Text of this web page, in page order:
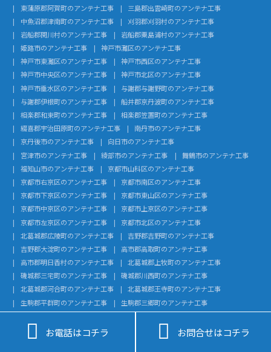
東蒲原郡阿賀町のアンテナ工事
三島郡出雲崎町のアンテナ工事
中魚沼郡津南町のアンテナ工事
刈羽郡刈羽村のアンテナ工事
岩船郡関川村のアンテナ工事
岩船郡粟島浦村のアンテナ工事
姫路市のアンテナ工事
神戸市灘区のアンテナ工事
神戸市東灘区のアンテナ工事
神戸市西区のアンテナ工事
神戸市中央区のアンテナ工事
神戸市北区のアンテナ工事
神戸市垂水区のアンテナ工事
与謝郡与謝野町のアンテナ工事
与謝郡伊根町のアンテナ工事
船井郡京丹波町のアンテナ工事
相楽郡和束町のアンテナ工事
相楽郡笠置町のアンテナ工事
綴喜郡宇治田原町のアンテナ工事
南丹市のアンテナ工事
京丹後市のアンテナ工事
向日市のアンテナ工事
宮津市のアンテナ工事
綾部市のアンテナ工事
舞鶴市のアンテナ工事
福知山市のアンテナ工事
京都市山科区のアンテナ工事
京都市右京区のアンテナ工事
京都市南区のアンテナ工事
京都市下京区のアンテナ工事
京都市東山区のアンテナ工事
京都市中京区のアンテナ工事
京都市上京区のアンテナ工事
京都市左京区のアンテナ工事
京都市北区のアンテナ工事
北葛城郡広陵町のアンテナ工事
吉野郡吉野町のアンテナ工事
吉野郡大淀町のアンテナ工事
高市郡高取町のアンテナ工事
高市郡明日香村のアンテナ工事
北葛城郡上牧町のアンテナ工事
磯城郡三宅町のアンテナ工事
磯城郡川西町のアンテナ工事
北葛城郡河合町のアンテナ工事
北葛城郡王寺町のアンテナ工事
生駒郡平群町のアンテナ工事
生駒郡三郷町のアンテナ工事
北設楽郡東栄町のアンテナ工事
北設楽郡設楽町のアンテナ工事
 お電話はコチラ  お問合せはコチラ